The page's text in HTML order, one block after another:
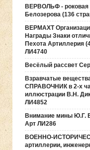
ВЕРВОЛЬФ - роковая
Белозерова (136
ВЕРМАХТ
Награды Знаки
Пехота Артиллерия
ЛИ4740
Весёлый рассвет
Взравчатые
СПРАВОЧНИК в 2-х
иллюстрации В.Н.
ЛИ4852
Внимание мины Ю.Г.
Арт ЛИ286
ВОЕННО-
артиллерии,